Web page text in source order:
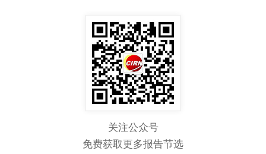
关注公众号
免费获取更多报告节选